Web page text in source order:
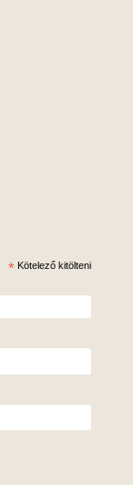
* Kötelező kitölteni